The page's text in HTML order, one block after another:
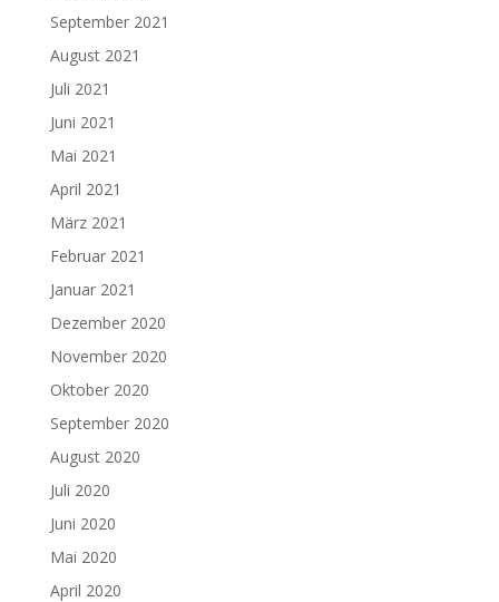
September 2021
August 2021
Juli 2021
Juni 2021
Mai 2021
April 2021
März 2021
Februar 2021
Januar 2021
Dezember 2020
November 2020
Oktober 2020
September 2020
August 2020
Juli 2020
Juni 2020
Mai 2020
April 2020